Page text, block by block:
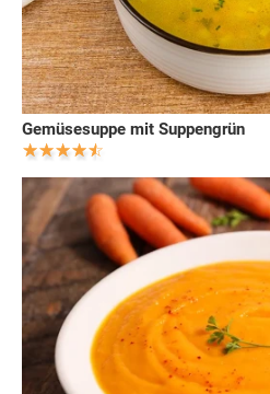
Gemüsesuppe mit Suppengrün